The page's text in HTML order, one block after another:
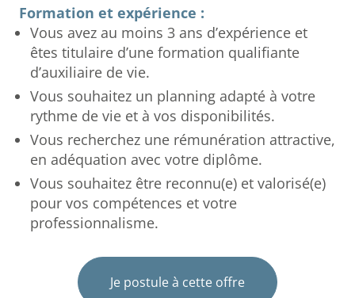
Formation et expérience :
Vous avez au moins 3 ans d’expérience et
êtes titulaire d’une formation qualifiante
d’auxiliaire de vie.
Vous souhaitez un planning adapté à votre
rythme de vie et à vos disponibilités.
Vous recherchez une rémunération attractive,
en adéquation avec votre diplôme.
Vous souhaitez être reconnu(e) et valorisé(e)
pour vos compétences et votre
professionnalisme.
Je postule à cette offre